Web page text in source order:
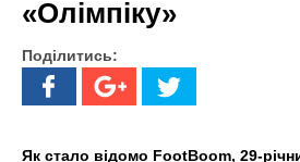
ь
S
p
o
«Олімпіку»
Поділитись:
Як стало відомо FootBoom, 29-